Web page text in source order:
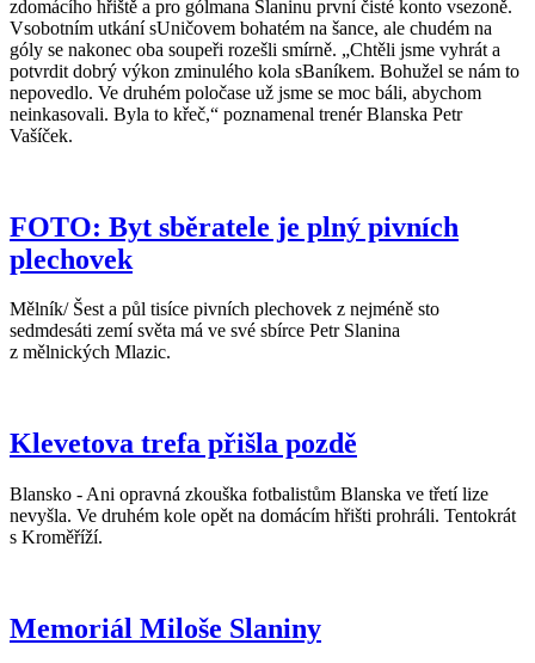
zdomácího hřiště a pro gólmana Slaninu první čisté konto vsezoně.
Vsobotním utkání sUničovem bohatém na šance, ale chudém na
góly se nakonec oba soupeři rozešli smírně. „Chtěli jsme vyhrát a
potvrdit dobrý výkon zminulého kola sBaníkem. Bohužel se nám to
nepovedlo. Ve druhém poločase už jsme se moc báli, abychom
neinkasovali. Byla to křeč,“ poznamenal trenér Blanska Petr
Vašíček.
FOTO: Byt sběratele je plný pivních
plechovek
Mělník/ Šest a půl tisíce pivních plechovek z nejméně sto
sedmdesáti zemí světa má ve své sbírce Petr Slanina
z mělnických Mlazic.
Klevetova trefa přišla pozdě
Blansko - Ani opravná zkouška fotbalistům Blanska ve třetí lize
nevyšla. Ve druhém kole opět na domácím hřišti prohráli. Tentokrát
s Kroměříží.
Memoriál Miloše Slaniny